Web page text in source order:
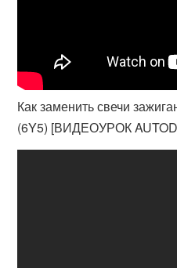
Как заменить свечи
(6Y5) [ВИДЕОУРОК